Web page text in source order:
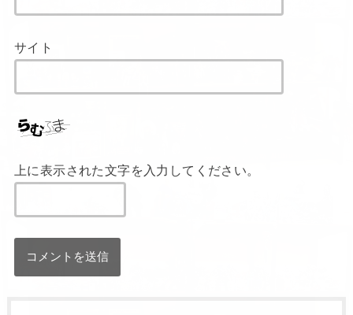
サイト
上に表示された文字を入力してください。